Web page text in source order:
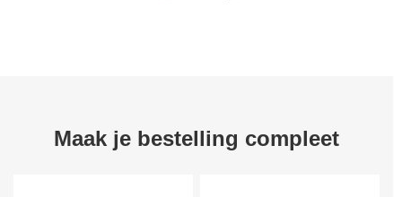
Maak je bestelling compleet